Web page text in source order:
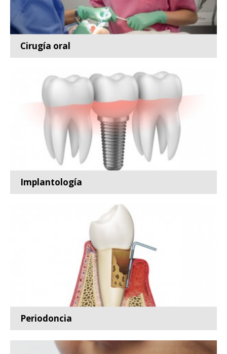
Cirugía oral
Especialidad de la odontología que se encarga del
Leer más
Implantología
Especialidad de la odontología encargada de la
Periodoncia
Especialidad de la odontología encargada de la
prevención,...